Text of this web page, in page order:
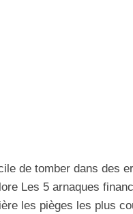
de tomber dans des
Les 5 arnaques
les pièges les plus